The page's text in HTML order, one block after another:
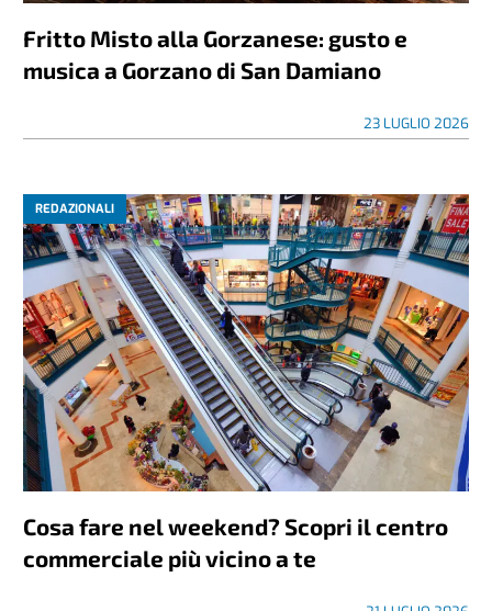
Fritto Misto alla Gorzanese: gusto e
musica a Gorzano di San Damiano
23 LUGLIO 2026
REDAZIONALI
Cosa fare nel weekend? Scopri il centro
commerciale più vicino a te